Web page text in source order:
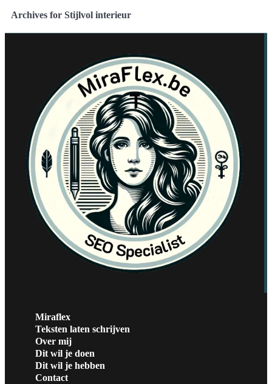
Archives for Stijlvol interieur
Miraflex
Teksten laten schrijven
Over mij
Dit wil je doen
Dit wil je hebben
Contact